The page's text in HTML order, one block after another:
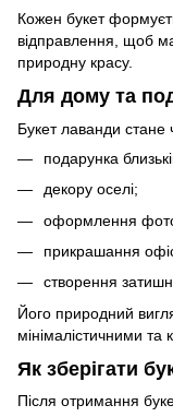
Кожен букет
відправлення, щоб
природну красу.
Для дому та
Букет лаванди
подарунка
декору оселі;
оформлення
прикрашання
створення
Його природний
мінімалістичними та
Як зберігати
Після отримання